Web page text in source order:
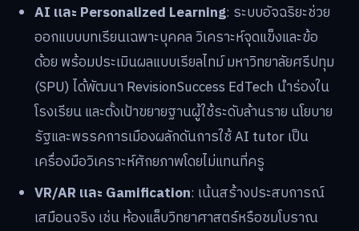
AI และ Personalized Learning: ระบบอัจฉริยะช่วย
ออกแบบบทเรียนเฉพาะบุคคล วิเคราะห์จุดแข็งและข้อ
ด้อย พร้อมประเมินผลแบบเรียลไทม์ มหาวิทยาลัยศรีปทุม
(SPU) ได้พัฒนา RevisionSuccess EdTech นำร่องใน
โรงเรียน และตั้งเป้าขยายฐานผู้ใช้ระดับล้านราย นโยบาย
รัฐและพรรคการเมืองผลักดันการใช้ AI tutor เป็น
เครื่องมือวิเคราะห์ศักยภาพโดยไม่แทนที่ครู
VR/AR และ Gamification: เน้นสร้างประสบการณ์
เสมือนจริง เช่น ห้องแล็บวิทยาศาสตร์หรือชมโบราณ